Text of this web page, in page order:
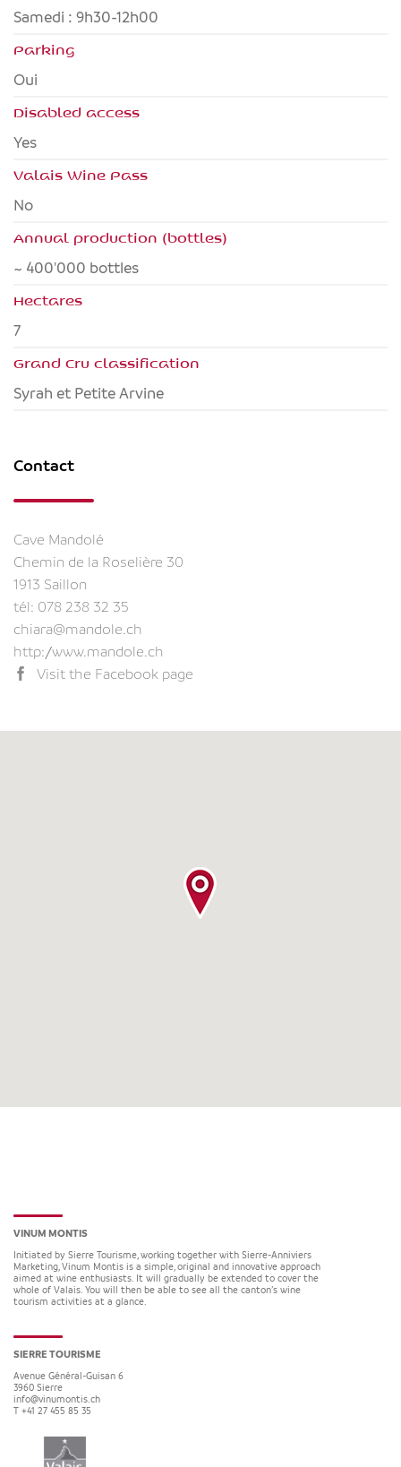
Samedi : 9h30-12h00
Parking
Oui
Disabled access
yes
Valais Wine Pass
no
Annual production (bottles)
~ 400'000 bottles
Hectares
7
Grand Cru classification
Syrah et Petite Arvine
Contact
Cave Mandolé
Chemin de la Roselière 30
1913 Saillon
tél: 078 238 32 35
chiara@mandole.ch
http://www.mandole.ch
Visit the Facebook page
VINUM MONTIS
Initiated by Sierre Tourisme, working together with Sierre-Anniviers
Marketing, Vinum Montis is a simple, original and innovative approach
aimed at wine enthusiasts. It will gradually be extended to cover the
whole of Valais. You will then be able to see all the canton’s wine
tourism activities at a glance.
SIERRE TOURISME
Avenue Général-Guisan 6
3960 Sierre
info@vinumontis.ch
T +41 27 455 85 35